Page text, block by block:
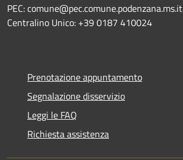
PEC: comune@pec.comune.podenzana.ms.it
Centralino Unico: +39 0187 410024
Prenotazione appuntamento
Segnalazione disservizio
Leggi le FAQ
Richiesta assistenza